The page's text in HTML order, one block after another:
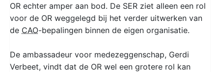
OR echter amper aan bod. De SER ziet alleen een rol
voor de OR weggelegd bij het verder uitwerken van
de CAO-bepalingen binnen de eigen organisatie.
De ambassadeur voor medezeggenschap, Gerdi
Verbeet, vindt dat de OR wel een grotere rol kan